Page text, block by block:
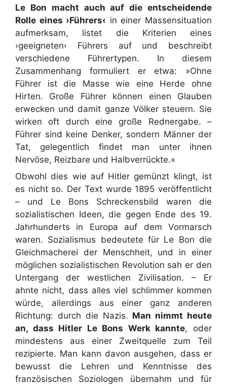
Le Bon macht auch auf die entscheidende
Rolle eines ›Führers‹ in einer Massensituation
aufmerksam, listet die Kriterien eines
›geeigneten‹ Führers auf und beschreibt
verschiedene Führertypen. In diesem
Zusammenhang formuliert er etwa: »Ohne
Führer ist die Masse wie eine Herde ohne
Hirten. Große Führer können einen Glauben
erwecken und damit ganze Völker steuern. Sie
wirken oft durch eine große Rednergabe. –
Führer sind keine Denker, sondern Männer der
Tat, gelegentlich findet man unter ihnen
Nervöse, Reizbare und Halbverrückte.«
Obwohl dies wie auf Hitler gemünzt klingt, ist
es nicht so. Der Text wurde 1895 veröffentlicht
– und Le Bons Schreckensbild waren die
sozialistischen Ideen, die gegen Ende des 19.
Jahrhunderts in Europa auf dem Vormarsch
waren. Sozialismus bedeutete für Le Bon die
Gleichmacherei der Menschheit, und in einer
möglichen sozialistischen Revolution sah er den
Untergang der westlichen Zivilisation. – Er
ahnte nicht, dass alles viel schlimmer kommen
würde, allerdings aus einer ganz anderen
Richtung: durch die Nazis. Man nimmt heute
an, dass Hitler Le Bons Werk kannte, oder
mindestens aus einer Zweitquelle zum Teil
rezipierte. Man kann davon ausgehen, dass er
bewusst die Lehren und Kenntnisse des
französischen Soziologen übernahm und für